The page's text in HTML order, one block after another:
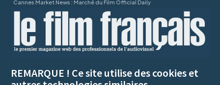
Cannes Market News : Marché du Film Official Daily
REMARQUE ! Ce site utilise des cookies et